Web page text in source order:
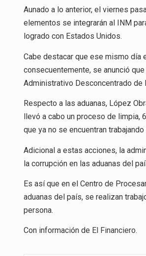
Aunado a lo anterior, el viernes
elementos se integrarán al INM
logrado con Estados Unidos.
Cabe destacar que ese mismo día
consecuentemente, se anunció
Administrativo Desconcentrado de
Respecto a las aduanas, López
llevó a cabo un proceso de limpia,
que ya no se encuentran trabajando
Adicional a estas acciones, la
la corrupción en las aduanas del
Es así que en el Centro de
aduanas del país, se realizan
persona.
Con información de El Financiero.